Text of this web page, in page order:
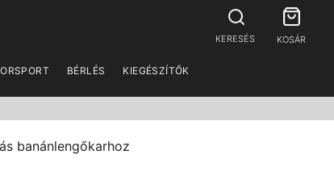
KERESÉS KOSÁR
BÉRLÉS KIEGÉSZÍTŐK
banánlengőkarhoz